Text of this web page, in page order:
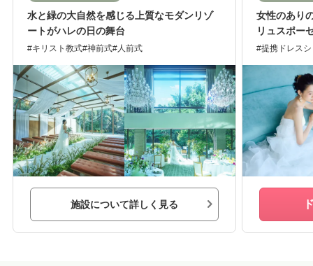
水と緑の大自然を感じる上質なモダンリゾ
ートがハレの日の舞台
キリスト教式 神前式 人前式
施設について詳しく見る
女性のあり
リュスポー
提携ドレス